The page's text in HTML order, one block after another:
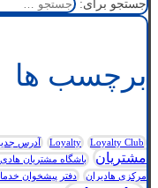
جستجو برای:
برچسب ها
Loyalty Loyalty Club آدرس
مشتریان
باشگاه مشتریان
مرکزی هادیران
دفتر پیشخوان